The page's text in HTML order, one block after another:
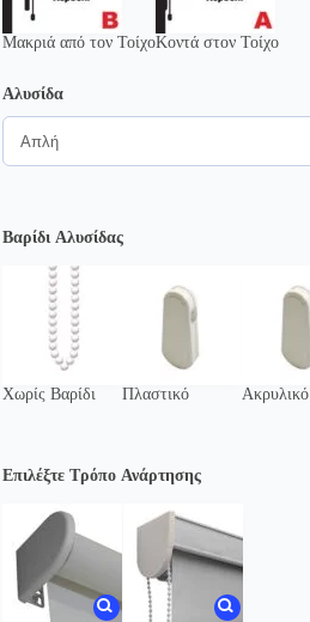
Μακριά από τον ΤοίχοΚοντά στον Τοίχο
Αλυσίδα
Βαρίδι Αλυσίδας
Χωρίς Βαρίδι Πλαστικό Ακρυλικό
Επιλέξτε Τρόπο Ανάρτησης